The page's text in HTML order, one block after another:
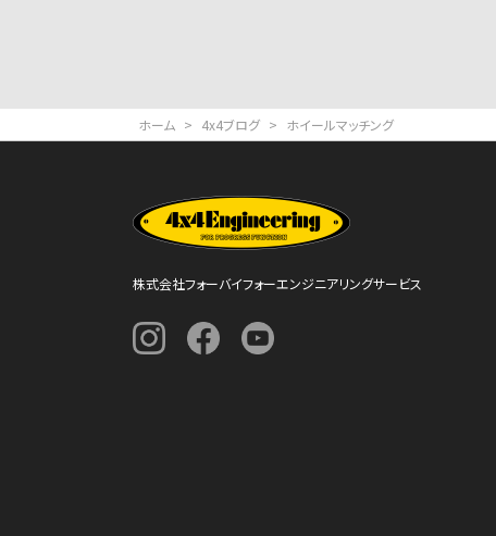
ジ
送
ホーム > 4x4ブログ > ホイールマッチング
株式会社フォーバイフォーエンジニアリングサービス